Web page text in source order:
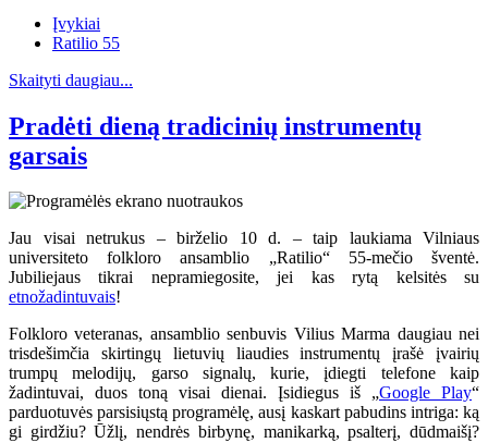
Įvykiai
Ratilio 55
Skaityti daugiau...
Pradėti dieną tradicinių instrumentų
garsais
Jau visai netrukus – birželio 10 d. – taip laukiama Vilniaus
universiteto folkloro ansamblio „Ratilio“ 55-mečio šventė.
Jubiliejaus tikrai nepramiegosite, jei kas rytą kelsitės su
etnožadintuvais!
Folkloro veteranas, ansamblio senbuvis Vilius Marma daugiau nei
trisdešimčia skirtingų lietuvių liaudies instrumentų įrašė įvairių
trumpų melodijų, garso signalų, kurie, įdiegti telefone kaip
žadintuvai, duos toną visai dienai. Įsidiegus iš „Google Play“
parduotuvės parsisiųstą programėlę, ausį kaskart pabudins intriga: ką
gi girdžiu? Ūžlį, nendrės birbynę, manikarką, psalterį, dūdmaišį?